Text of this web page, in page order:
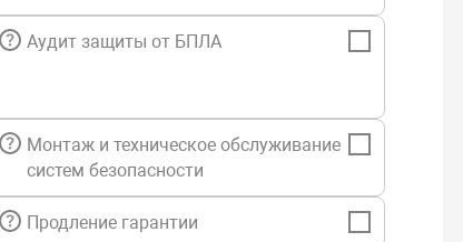
Аудит защиты от БПЛА
Монтаж и техническое обслуживание
систем безопасности
Продление гарантии